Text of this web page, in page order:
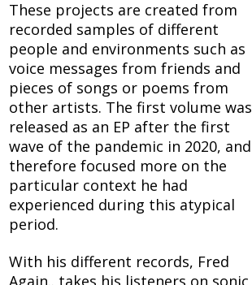
These projects are created from
recorded samples of different
people and environments such as
voice messages from friends and
pieces of songs or poems from
other artists. The first volume was
released as an EP after the first
wave of the pandemic in 2020, and
therefore focused more on the
particular context he had
experienced during this atypical
period.
With his different records, Fred
Again.. takes his listeners on sonic